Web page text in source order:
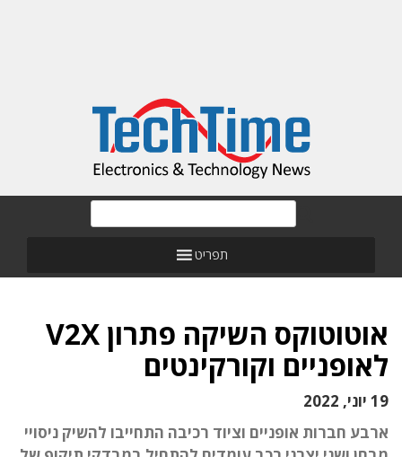
תפריט
אוטוטוקס השיקה פתרון V2X
לאופניים וקורקינטים
19 יוני, 2022
ארבע חברות אופניים וציוד רכיבה התחייבו להשיק ניסויי